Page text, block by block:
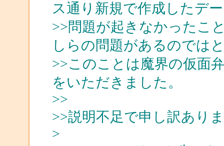
ス通り新規で作成したデ
>>問題が起きなかったこ
しらの問題があるのでは
>>このことは魔界の仮面
をいただきました。
>>
>>説明不足で申し訳あり
>